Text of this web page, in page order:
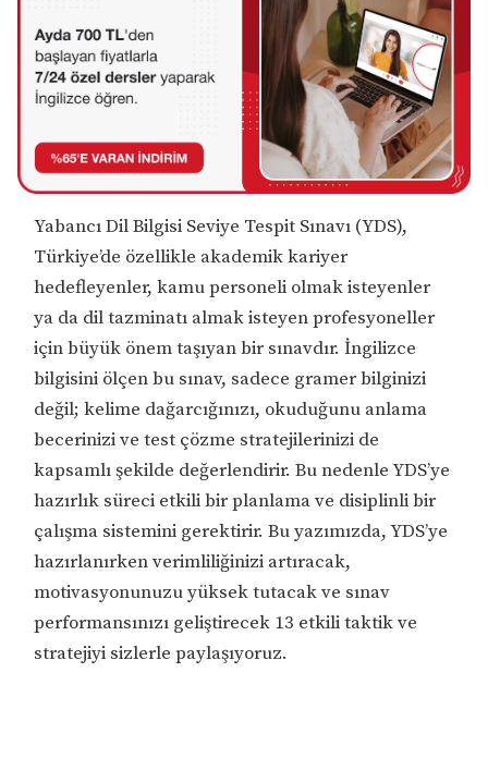
Yabancı Dil Bilgisi Seviye Tespit Sınavı (YDS),
Türkiye’de özellikle akademik kariyer
hedefleyenler, kamu personeli olmak isteyenler
ya da dil tazminatı almak isteyen profesyoneller
için büyük önem taşıyan bir sınavdır. İngilizce
bilgisini ölçen bu sınav, sadece gramer bilginizi
değil; kelime dağarcığınızı, okuduğunu anlama
becerinizi ve test çözme stratejilerinizi de
kapsamlı şekilde değerlendirir. Bu nedenle YDS’ye
hazırlık süreci etkili bir planlama ve disiplinli bir
çalışma sistemini gerektirir. Bu yazımızda, YDS’ye
hazırlanırken verimliliğinizi artıracak,
motivasyonunuzu yüksek tutacak ve sınav
performansınızı geliştirecek 13 etkili taktik ve
stratejiyi sizlerle paylaşıyoruz.